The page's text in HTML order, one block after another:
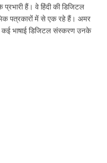
हैं। वे हिंदी की डिजिटल
पत्रकारों में से एक रहे हैं। अमर
कई भाषाई डिजिटल संस्करण उनके